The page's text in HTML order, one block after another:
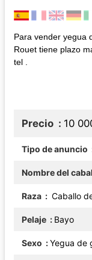
Para vender yegua
Rouet tiene plazo
tel .
Precio 10
Tipo de anuncio
Nombre del
Raza Caballo
Pelaje Bayo
Sexo Yegua de